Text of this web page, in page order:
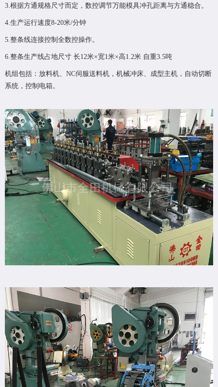
3.根据方通规格尺寸而定，数控调节万能模具冲孔距离与方通稳合。
4.生产运行速度8-20米/分钟
5.整条线连接控制全数控操作。
6.整条生产线占地尺寸 长12米×宽1米×高1.2米 自重3.5吨
机组包括：放料机、NC伺服送料机，机械冲床、成型主机，自动切断
系统，控制电箱。